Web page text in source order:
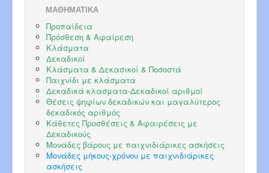
ΜΑΘΗΜΑΤΙΚΑ
Προπαίδεια
Πρόσθεση & Αφαίρεση
Κλάσματα
Δεκαδικοί
Κλάσματα & Δεκασικοί & Ποσοστά
Παιχνίδι με κλάσματα
Δεκαδικά κλασματα-Δεκαδικοί αριθμοί
Θέσεις ψηφίων δεκαδικών και μαγαλύτερος
δεκαδικός αριθμός
Κάθετες Προσθέσεις & Αφαιρέσεις με
Δεκαδικούς
Μονάδες βάρους με παιχνιδιάρικες ασκήσεις
Μονάδες μήκους-χρόνου με παιχνιδιάρικες
ασκήσεις